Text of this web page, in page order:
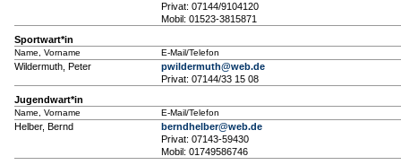
Privat: 07144/9104120
Mobil: 01523-3815871
Sportwart*in
Name, Vorname E-Mail/Telefon
Wildermuth, Peter
pwildermuth@web.de
Privat: 07144/33 15 08
Jugendwart*in
Name, Vorname E-Mail/Telefon
Helber, Bernd
berndhelber@web.de
Privat: 07143-59430
Mobil: 01749586746